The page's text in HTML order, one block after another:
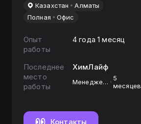
Казахстан
Алматы
Полная
Офис
Опыт
работы
4 года 1 месяц
Последнее
место
работы
ХимЛайф
Менеджер
Manager
5
месяцев
Контакты